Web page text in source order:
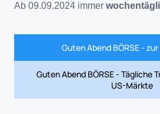
Ab 09.09.2024 immer
Guten Abend BÖRSE -
Guten Abend BÖRSE - Tägliche
US-Märkte